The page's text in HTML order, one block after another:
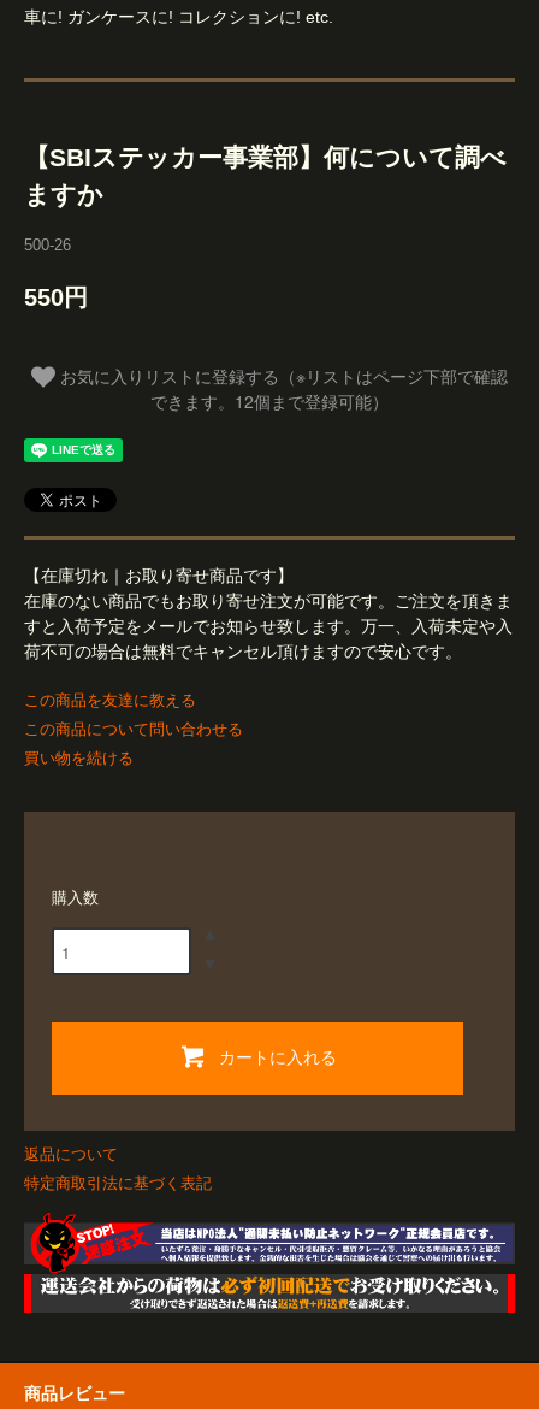
車に! ガンケースに! コレクションに! etc.
【SBIステッカー事業部】何について調べ
ますか
500-26
550円
できます。12個まで登録可能）
【在庫切れ｜お取り寄せ商品です】
在庫のない商品でもお取り寄せ注文が可能です。ご注文を頂きま
すと入荷予定をメールでお知らせ致します。万一、入荷未定や入
荷不可の場合は無料でキャンセル頂けますので安心です。
この商品を友達に教える
この商品について問い合わせる
買い物を続ける
購入数
カートに入れる
返品について
特定商取引法に基づく表記
商品レビュー